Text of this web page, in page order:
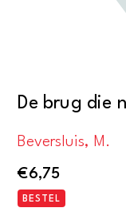
De brug die
Beversluis, M.
€6,75
BESTEL